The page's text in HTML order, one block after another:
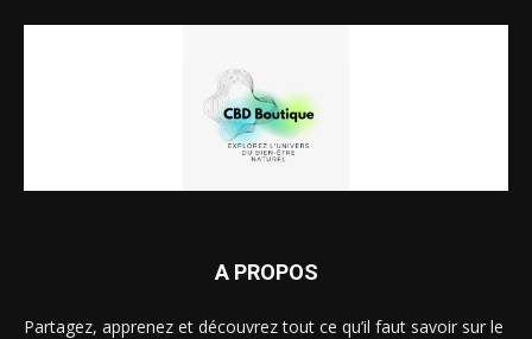
A PROPOS
Partagez, apprenez et découvrez tout ce qu’il faut savoir sur le